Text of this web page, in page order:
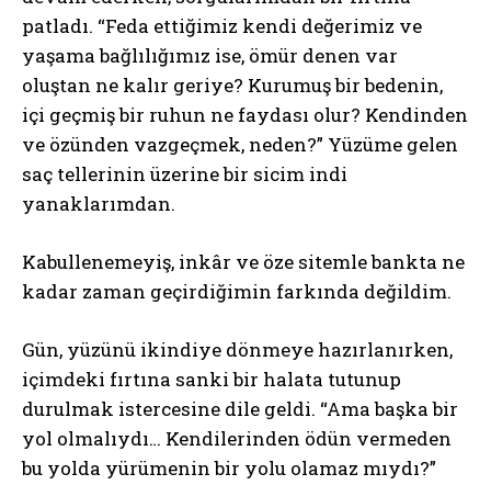
patladı. “Feda ettiğimiz kendi değerimiz ve
yaşama bağlılığımız ise, ömür denen var
oluştan ne kalır geriye? Kurumuş bir bedenin,
içi geçmiş bir ruhun ne faydası olur? Kendinden
ve özünden vazgeçmek, neden?” Yüzüme gelen
saç tellerinin üzerine bir sicim indi
yanaklarımdan.
Kabullenemeyiş, inkâr ve öze sitemle bankta ne
kadar zaman geçirdiğimin farkında değildim.
Gün, yüzünü ikindiye dönmeye hazırlanırken,
içimdeki fırtına sanki bir halata tutunup
durulmak istercesine dile geldi. “Ama başka bir
yol olmalıydı… Kendilerinden ödün vermeden
bu yolda yürümenin bir yolu olamaz mıydı?”